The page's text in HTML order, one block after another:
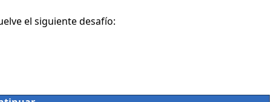
el siguiente desafío: